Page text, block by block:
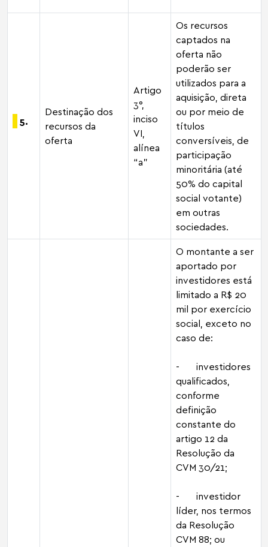
5.
Destinação dos
recursos da
oferta
Artigo
3°,
inciso
VI,
alínea
“a”
Os recursos
captados na
oferta não
poderão ser
utilizados para a
aquisição, direta
ou por meio de
títulos
conversíveis, de
participação
minoritária (até
50% do capital
social votante)
em outras
sociedades.
O montante a ser
aportado por
investidores está
limitado a R$ 20
mil por exercício
social, exceto no
caso de:
- investidores
qualificados,
conforme
definição
constante do
artigo 12 da
Resolução da
CVM 30/21;
- investidor
líder, nos termos
da Resolução
CVM 88; ou